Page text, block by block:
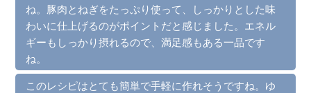
ね。豚肉とねぎをたっぷり使って、しっかりとした味
わいに仕上げるのがポイントだと感じました。エネル
ギーもしっかり摂れるので、満足感もある一品です
ね。
このレシピはとても簡単で手軽に作れそうですね。ゆ